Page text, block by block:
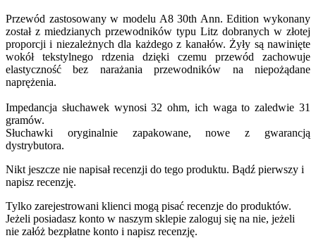
Przewód zastosowany w modelu A8 30th Ann. Edition wykonany
został z miedzianych przewodników typu Litz dobranych w złotej
proporcji i niezależnych dla każdego z kanałów. Żyły są nawinięte
wokół tekstylnego rdzenia dzięki czemu przewód zachowuje
elastyczność bez narażania przewodników na niepożądane
naprężenia.
Impedancja słuchawek wynosi 32 ohm, ich waga to zaledwie 31
gramów.
Słuchawki oryginalnie zapakowane, nowe z gwarancją
dystrybutora.
Nikt jeszcze nie napisał recenzji do tego produktu. Bądź pierwszy i
napisz recenzję.
Tylko zarejestrowani klienci mogą pisać recenzje do produktów.
Jeżeli posiadasz konto w naszym sklepie zaloguj się na nie, jeżeli
nie załóż bezpłatne konto i napisz recenzję.